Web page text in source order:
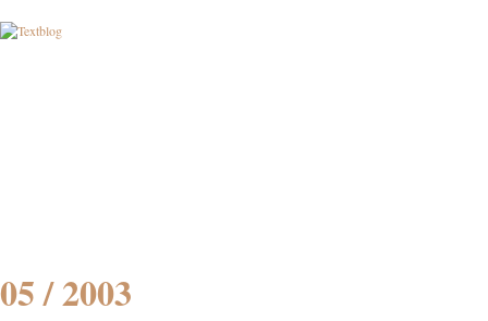
05 / 2003